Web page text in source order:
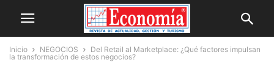
Inicio NEGOCIOS
Del Retail al Marketplace: ¿Qué factores impulsan
la transformación de estos negocios?